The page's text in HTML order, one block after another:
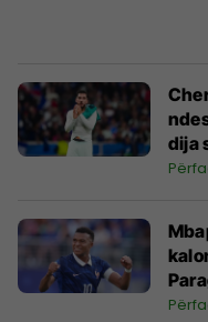
dija